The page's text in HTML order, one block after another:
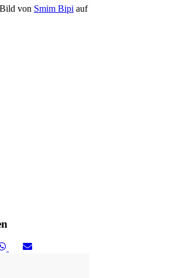
von Smim Bipi auf
Share
WhatsApp
Share